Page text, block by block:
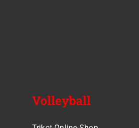
Volleyball